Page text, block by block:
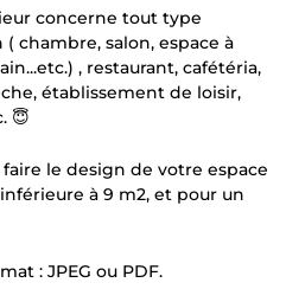
concerne tout type
chambre, salon, espace à
, restaurant, cafétéria,
établissement de loisir,
😇
faire le design de votre espace
à 9 m2, et pour un
: JPEG ou PDF.